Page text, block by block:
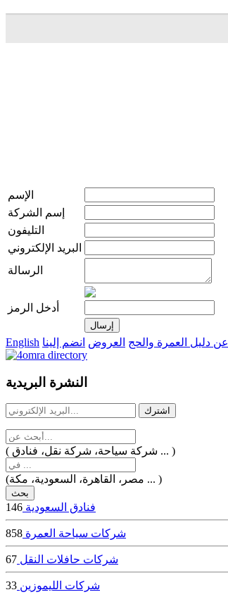
الإسم
إسم الشركة
التليفون
البريد الإلكتروني
الرسالة
أدخل الرمز
live
casinos
online
livedealercasino.online
English عن دليل العمرة والحج العروض انضم إلينا
النشرة البريدية
( شركة سياحة، شركة نقل، فنادق ... )
(مصر، القاهرة، السعودية، مكة ... )
فنادق السعودية 146
شركات سياحة العمرة 858
شركات حافلات النقل 67
شركات الليموزين 33